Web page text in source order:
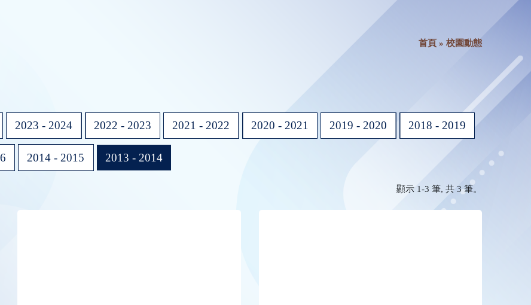
首頁» 校園動態
2023 - 2024 2022 - 2023 2021 - 2022 2020 - 2021 2019 - 2020 2018 - 2019
2014 - 2015 2013 - 2014
顯示 1-3 筆, 共 3 筆。